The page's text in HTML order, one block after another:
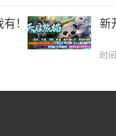
！ 新
时